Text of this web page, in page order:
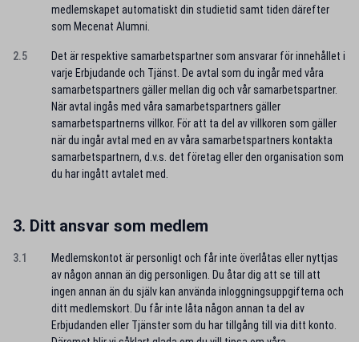
medlemskapet automatiskt din studietid samt tiden därefter
som Mecenat Alumni.
2.5
Det är respektive samarbetspartner som ansvarar för innehållet i
varje Erbjudande och Tjänst. De avtal som du ingår med våra
samarbetspartners gäller mellan dig och vår samarbetspartner.
När avtal ingås med våra samarbetspartners gäller
samarbetspartnerns villkor. För att ta del av villkoren som gäller
när du ingår avtal med en av våra samarbetspartners kontakta
samarbetspartnern, d.v.s. det företag eller den organisation som
du har ingått avtalet med.
3. Ditt ansvar som medlem
3.1
Medlemskontot är personligt och får inte överlåtas eller nyttjas
av någon annan än dig personligen. Du åtar dig att se till att
ingen annan än du själv kan använda inloggningsuppgifterna och
ditt medlemskort. Du får inte låta någon annan ta del av
Erbjudanden eller Tjänster som du har tillgång till via ditt konto.